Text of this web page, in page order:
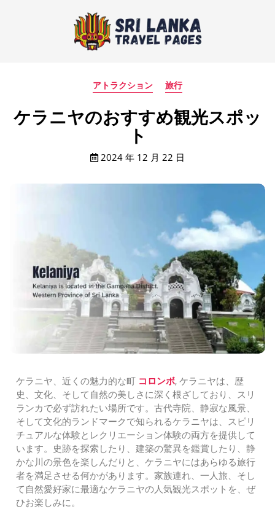
アトラクション 旅行
ケラニヤのおすすめ観光スポッ
ト
2024 年 12 月 22 日
ケラニヤ、近くの魅力的な町 コロンボ, ケラニヤは、歴
史、文化、そして自然の美しさに深く根ざしており、スリ
ランカで必ず訪れたい場所です。古代寺院、静寂な風景、
そして文化的ランドマークで知られるケラニヤは、スピリ
チュアルな体験とレクリエーション体験の両方を提供して
います。史跡を探索したり、建築の驚異を鑑賞したり、静
かな川の景色を楽しんだりと、ケラニヤにはあらゆる旅行
者を満足させる何かがあります。家族連れ、一人旅、そし
て自然愛好家に最適なケラニヤの人気観光スポットを、ぜ
ひお楽しみに。